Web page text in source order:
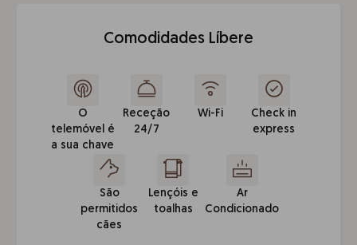
Comodidades Líbere
O
telemóvel é
a sua chave
Receção
24/7
Wi-Fi
Check in
express
São
permitidos
cães
Lençóis e
toalhas
Ar
Condicionado